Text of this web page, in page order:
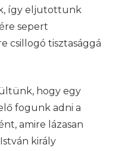
így eljutottunk
sepert
csillogó tisztasággá
hogy egy
fogunk adni a
amire lázasan
király